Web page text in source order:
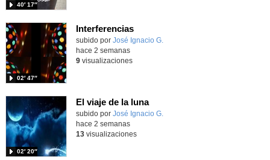
40′ 17″
Interferencias
Contenido educativo.
subido por José Ignacio G.
02′ 47″
hace 2 semanas
9visualizaciones
El viaje de la luna
Contenido educativo.
subido por José Ignacio G.
02′ 20″
hace 2 semanas
13visualizaciones